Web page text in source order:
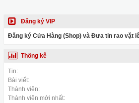
Đăng ký VIP
Đăng ký Cửa Hàng (Shop) và Đưa tin rao vặt
Thống kê
Tin:
Bài viết:
Thành viên:
Thành viên mới nhất: